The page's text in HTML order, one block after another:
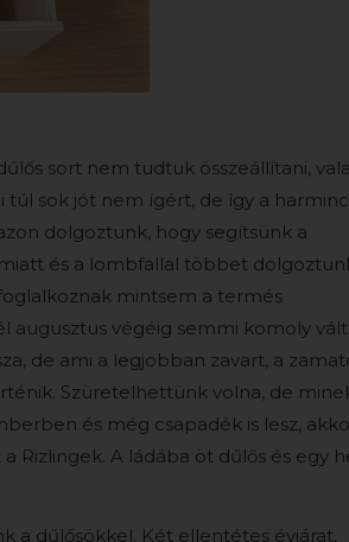
sort nem tudtuk összeállítani,
sok jót nem ígért, de így a
dolgoztunk, hogy segítsünk a
és a lombfallal többet
mintsem a termés
végéig semmi komoly
de ami a legjobban zavart, a
Szüretelhettünk volna, de
és még csapadék is lesz,
A ládába öt dűlős és egy
a dűlősökkel. Két ellentétes évjárat,